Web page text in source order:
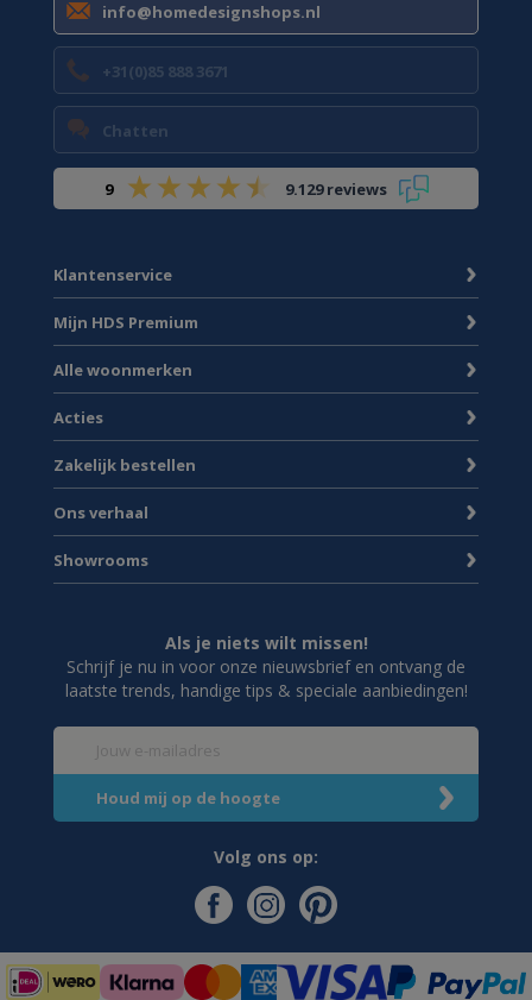
info@homedesignshops.nl
+31(0)85 888 3671
Chatten
9 9.129 reviews
Klantenservice
Mijn HDS Premium
Alle woonmerken
Acties
Zakelijk bestellen
Ons verhaal
Showrooms
Als je niets wilt missen!
Schrijf je nu in voor onze nieuwsbrief en ontvang de
laatste trends, handige tips & speciale aanbiedingen!
Volg ons op: